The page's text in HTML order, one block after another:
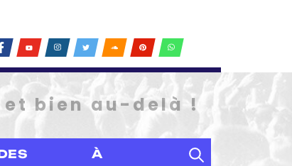
bien au-delà !
À